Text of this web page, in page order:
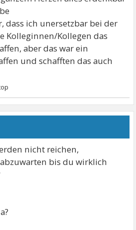
dass ich unersetzbar bei der
Kolleginnen/Kollegen das
aber das war ein
und schafften das auch
nicht reichen,
bis du wirklich